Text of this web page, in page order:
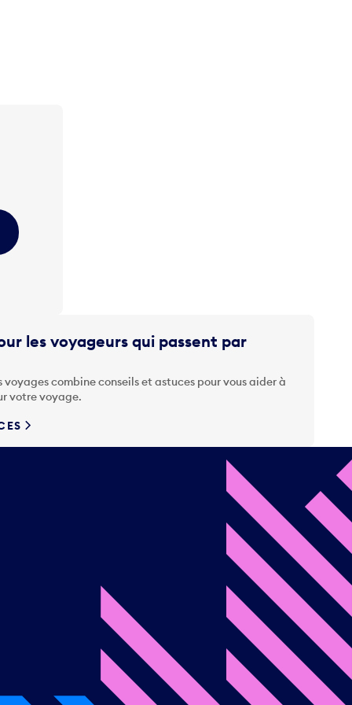
les voyageurs qui passent par
combine conseils et astuces pour vous aider à
votre voyage.